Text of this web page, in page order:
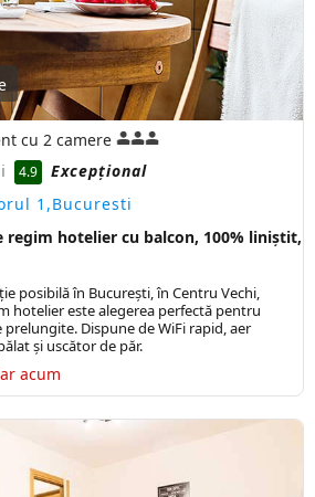
cu 2 camere
4.9
Excepţional
1,Bucuresti
regim hotelier cu balcon, 100% liniștit,
posibilă în Bucureşti, în Centru Vechi,
hotelier este alegerea perfectă pentru
Dispune de WiFi rapid, aer
și uscător de păr.
acum